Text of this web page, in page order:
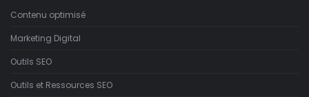
Contenu optimisé
Marketing Digital
Outils SEO
Outils et Ressources SEO